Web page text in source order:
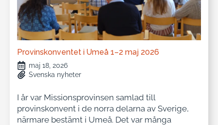
Provinskonventet i Umeå 1–2 maj 2026
maj 18, 2026
Svenska nyheter
I år var Missionsprovinsen samlad till
provinskonvent i de norra delarna av Sverige,
närmare bestämt i Umeå. Det var många